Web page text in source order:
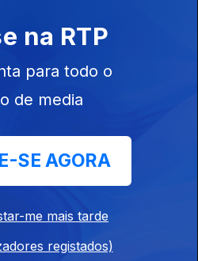
Ep. 24
na RTP
para todo o
de media
SE AGORA
me mais tarde
registados)